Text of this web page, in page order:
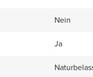
Nein
Ja